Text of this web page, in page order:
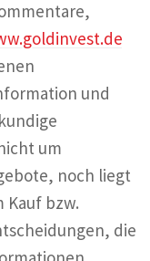
und
um
noch liegt
Kauf bzw.
die